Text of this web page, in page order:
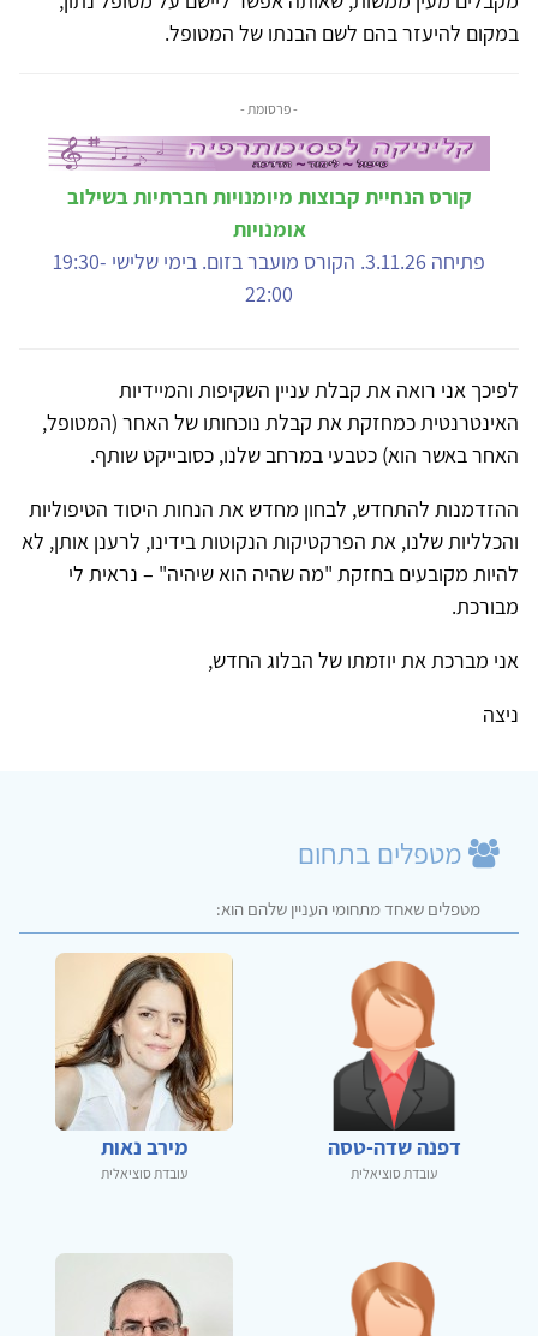
במקום להיעזר בהם לשם הבנתו של המטופל.
- פרסומת -
קורס הנחיית קבוצות מיומנויות חברתיות בשילוב
אומנויות
פתיחה 3.11.26. הקורס מועבר בזום. בימי שלישי 19:30-
22:00
לפיכך אני רואה את קבלת עניין השקיפות והמיידיות
האינטרנטית כמחזקת את קבלת נוכחותו של האחר (המטופל,
האחר באשר הוא) כטבעי במרחב שלנו, כסובייקט שותף.
ההזדמנות להתחדש, לבחון מחדש את הנחות היסוד הטיפוליות
והכלליות שלנו, את הפרקטיקות הנקוטות בידינו, לרענן אותן, לא
להיות מקובעים בחזקת "מה שהיה הוא שיהיה" – נראית לי
מבורכת.
אני מברכת את יוזמתו של הבלוג החדש,
ניצה
מטפלים בתחום
מטפלים שאחד מתחומי העניין שלהם הוא:
דפנה שדה-טסה
עובדת סוציאלית
מירב נאות
עובדת סוציאלית